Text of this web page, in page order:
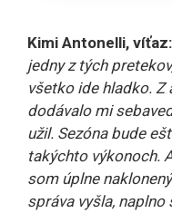
Kimi Antonelli, víťaz:
jedny z tých
všetko ide hladko. Z
dodávalo mi
užil. Sezóna bude
takýchto výkonoch.
som úplne
správa vyšla,